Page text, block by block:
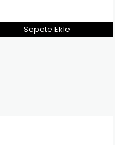
Sepete Ekle